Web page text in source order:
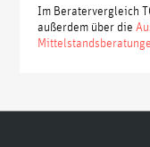
Im Beratervergleich
außerdem über die